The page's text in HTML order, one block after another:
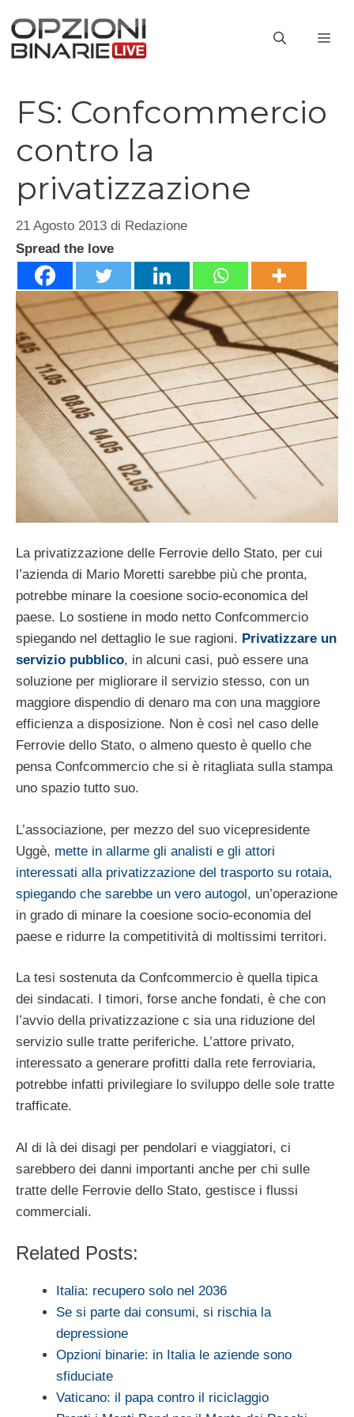
contenuto
FS: Confcommercio
contro la
privatizzazione
21 Agosto 2013 di Redazione
Spread the love
La privatizzazione delle Ferrovie dello Stato, per cui
l’azienda di Mario Moretti sarebbe più che pronta,
potrebbe minare la coesione socio-economica del
paese. Lo sostiene in modo netto Confcommercio
spiegando nel dettaglio le sue ragioni. Privatizzare un
servizio pubblico, in alcuni casi, può essere una
soluzione per migliorare il servizio stesso, con un
maggiore dispendio di denaro ma con una maggiore
efficienza a disposizione. Non è così nel caso delle
Ferrovie dello Stato, o almeno questo è quello che
pensa Confcommercio che si è ritagliata sulla stampa
uno spazio tutto suo.
L’associazione, per mezzo del suo vicepresidente
Uggè, mette in allarme gli analisti e gli attori
interessati alla privatizzazione del trasporto su rotaia,
spiegando che sarebbe un vero autogol, un’operazione
in grado di minare la coesione socio-economia del
paese e ridurre la competitività di moltissimi territori.
La tesi sostenuta da Confcommercio è quella tipica
dei sindacati. I timori, forse anche fondati, è che con
l’avvio della privatizzazione c sia una riduzione del
servizio sulle tratte periferiche. L’attore privato,
interessato a generare profitti dalla rete ferroviaria,
potrebbe infatti privilegiare lo sviluppo delle sole tratte
trafficate.
Al di là dei disagi per pendolari e viaggiatori, ci
sarebbero dei danni importanti anche per chi sulle
tratte delle Ferrovie dello Stato, gestisce i flussi
commerciali.
Related Posts:
Italia: recupero solo nel 2036
Se si parte dai consumi, si rischia la
depressione
Opzioni binarie: in Italia le aziende sono
sfiduciate
Vaticano: il papa contro il riciclaggio